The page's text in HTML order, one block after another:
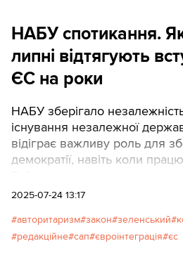
НАБУ спотикання.
липні відтягують
ЄС на роки
НАБУ зберігало
існування незалежної
відіграє важливу роль для
демократії, навіть коли
саме погане чи навіть
вкладається в загальну
Зеленським законів, які
2025-07-24 13:17
авторитаризм закон зеленський
редакційне сап євроінтеграція єс